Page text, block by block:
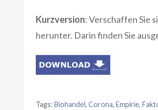
Kurzversion: Verschaffen Sie
herunter. Darin finden Sie
Tags: Biohandel, Corona, Empirie,